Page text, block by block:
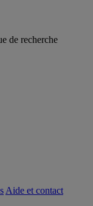
de recherche
Aide et contact